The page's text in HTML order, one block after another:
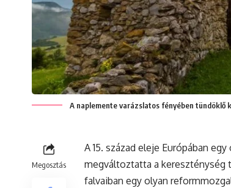
A naplemente varázslatos fényében tündöklő
Megosztás
A 15. század eleje Európában
megváltoztatta a kereszténység
falvaiban egy olyan